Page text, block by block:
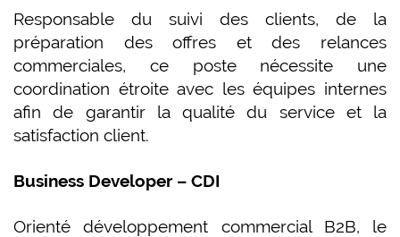
Responsable du suivi des clients, de la
préparation des offres et des relances
commerciales, ce poste nécessite une
coordination étroite avec les équipes internes
afin de garantir la qualité du service et la
satisfaction client.
Business Developer – CDI
Orienté développement commercial B2B, le